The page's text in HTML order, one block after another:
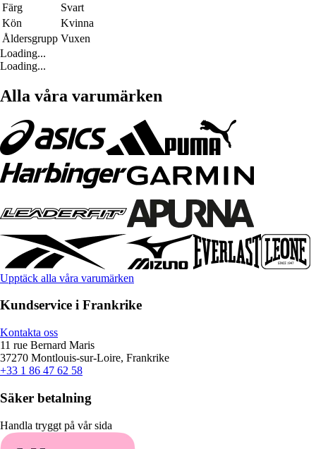
Färg
Svart
Kön
Kvinna
Åldersgrupp Vuxen
Loading...
Loading...
Alla våra varumärken
Upptäck alla våra varumärken
Kundservice i Frankrike
Kontakta oss
11 rue Bernard Maris
37270 Montlouis-sur-Loire, Frankrike
+33 1 86 47 62 58
Säker betalning
Handla tryggt på vår sida